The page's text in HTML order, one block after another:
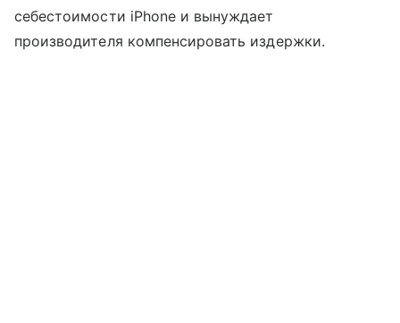
себестоимости iPhone и вынуждает
производителя компенсировать издержки.